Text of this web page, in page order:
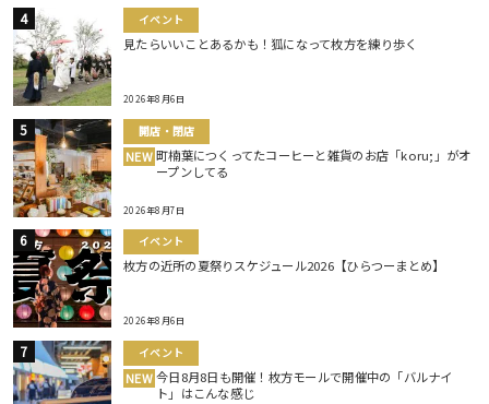
イベント
見たらいいことあるかも！狐になって枚方を練り歩く
2026年8月6日
開店・閉店
NEW 町楠葉につくってたコーヒーと雑貨のお店「koru;」がオ
ープンしてる
2026年8月7日
イベント
枚方の近所の夏祭りスケジュール2026【ひらつーまとめ】
2026年8月6日
イベント
NEW 今日8月8日も開催！枚方モールで開催中の「バルナイ
ト」はこんな感じ